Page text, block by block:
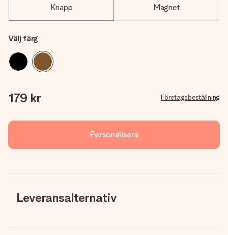
Knapp Magnet
Välj färg
179 kr Företagsbeställning
Personalisera
Leveransalternativ